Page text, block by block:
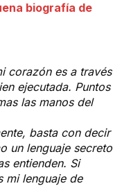
biografía de
corazón es a través
ejecutada. Puntos
las manos del
basta con decir
un lenguaje secreto
entienden. Si
mi lenguaje de